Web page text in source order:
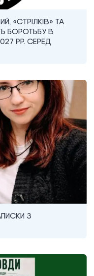
«СТРІЛКІВ» ТА
БОРОТЬБУ В
РР. СЕРЕД
З